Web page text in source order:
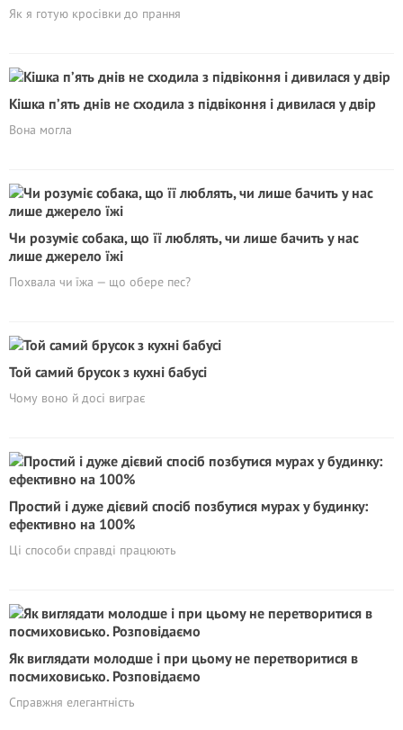
Як я готую кросівки до прання
Кішка п’ять днів не сходила з підвіконня і дивилася у двір
Вона могла
Чи розуміє собака, що її люблять, чи лише бачить у нас
лише джерело їжі
Похвала чи їжа — що обере пес?
Той самий брусок з кухні бабусі
Чому воно й досі виграє
Простий і дуже дієвий спосіб позбутися мурах у будинку:
ефективно на 100%
Ці способи справді працюють
Як виглядати молодше і при цьому не перетворитися в
посмиховисько. Розповідаємо
Справжня елегантність